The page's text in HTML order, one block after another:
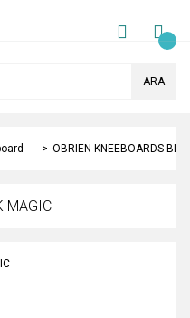
ARA
OBRIEN KNEEBOARDS
MAGIC